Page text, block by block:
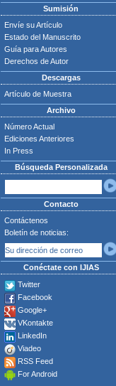
Sumisión
Envíe su Artículo
Estado del Manuscrito
Guía para Autores
Derechos de Autor
Descargas
Artículo de Muestra
Archivo
Número Actual
Ediciones Anteriores
In Press
Búsqueda Personalizada
Contacto
Contáctenos
Boletín de noticias:
Conéctate con IJIAS
Twitter
Facebook
Google+
VKontakte
LinkedIn
Viadeo
RSS Feed
For Android